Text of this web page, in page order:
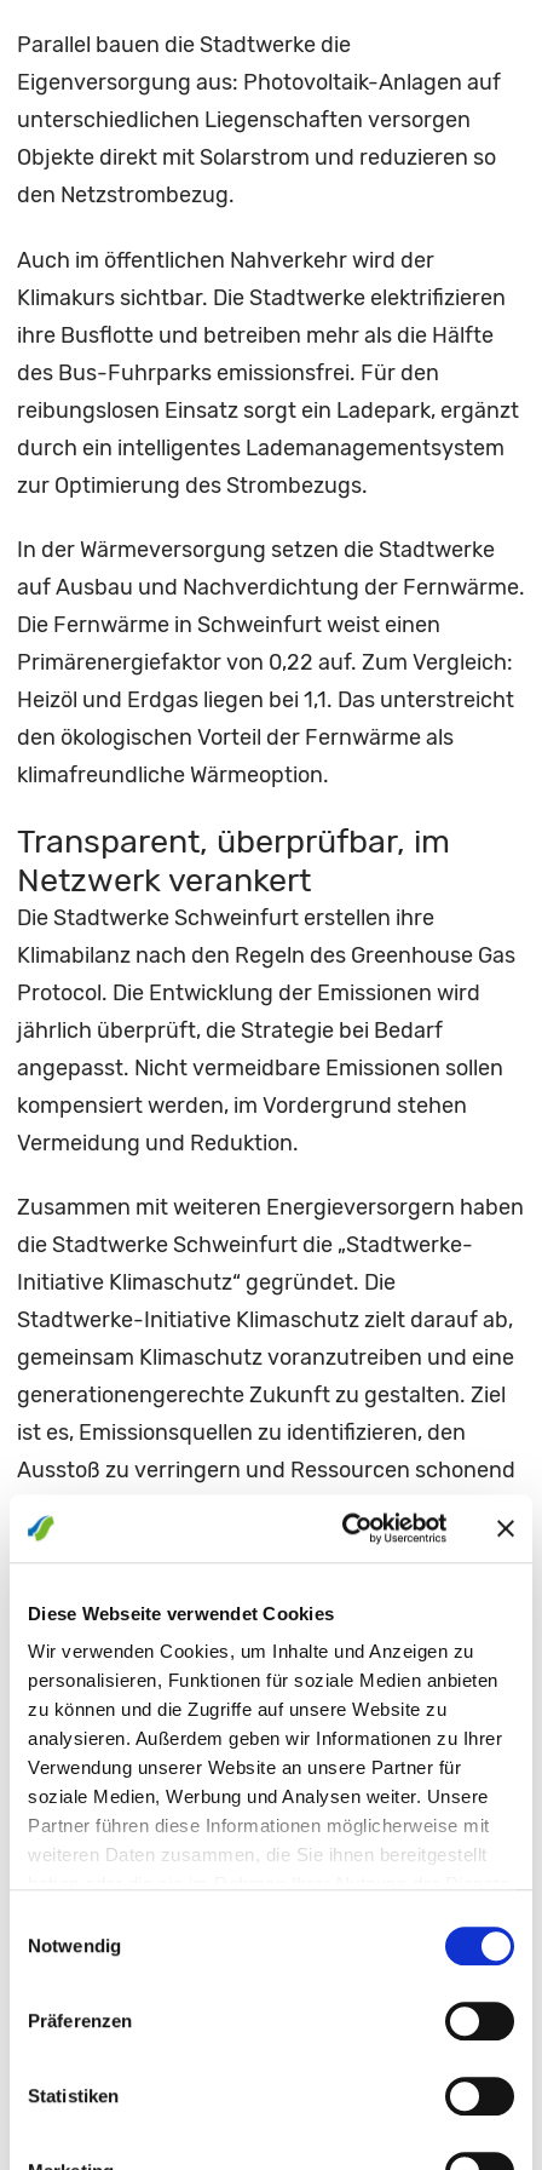
Diese Webseite verwendet Cookies
Wir verwenden Cookies, um Inhalte und Anzeigen zu
personalisieren, Funktionen für soziale Medien anbieten
zu können und die Zugriffe auf unsere Website zu
analysieren. Außerdem geben wir Informationen zu Ihrer
Verwendung unserer Website an unsere Partner für
soziale Medien, Werbung und Analysen weiter. Unsere
Partner führen diese Informationen möglicherweise mit
weiteren Daten zusammen, die Sie ihnen bereitgestellt
Notwendig
Präferenzen
Statistiken
Parallel bauen die Stadtwerke die
Eigenversorgung aus: Photovoltaik-Anlagen auf
unterschiedlichen Liegenschaften versorgen
Objekte direkt mit Solarstrom und reduzieren so
den Netzstrombezug.
Auch im öffentlichen Nahverkehr wird der
Klimakurs sichtbar. Die Stadtwerke elektrifizieren
ihre Busflotte und betreiben mehr als die Hälfte
des Bus-Fuhrparks emissionsfrei. Für den
reibungslosen Einsatz sorgt ein Ladepark, ergänzt
durch ein intelligentes Lademanagementsystem
zur Optimierung des Strombezugs.
In der Wärmeversorgung setzen die Stadtwerke
auf Ausbau und Nachverdichtung der Fernwärme.
Die Fernwärme in Schweinfurt weist einen
Primärenergiefaktor von 0,22 auf. Zum Vergleich:
Heizöl und Erdgas liegen bei 1,1. Das unterstreicht
den ökologischen Vorteil der Fernwärme als
klimafreundliche Wärmeoption.
Transparent, überprüfbar, im
Netzwerk verankert
Die Stadtwerke Schweinfurt erstellen ihre
Klimabilanz nach den Regeln des Greenhouse Gas
Protocol. Die Entwicklung der Emissionen wird
jährlich überprüft, die Strategie bei Bedarf
angepasst. Nicht vermeidbare Emissionen sollen
kompensiert werden, im Vordergrund stehen
Vermeidung und Reduktion.
Zusammen mit weiteren Energieversorgern haben
die Stadtwerke Schweinfurt die „Stadtwerke-
Initiative Klimaschutz“ gegründet. Die
Stadtwerke-Initiative Klimaschutz zielt darauf ab,
gemeinsam Klimaschutz voranzutreiben und eine
generationengerechte Zukunft zu gestalten. Ziel
ist es, Emissionsquellen zu identifizieren, den
Ausstoß zu verringern und Ressourcen schonend
einzusetzen. Die beteiligten Unternehmen
verpflichten sich zur Einhaltung eines fest
regelmäßigen Überprüfung und Anpassung ihrer
Dekarbonisierungsstrategie.
„Klimaschutz geht uns alle an. Gemeinsam wollen
wir den Klimaschutz vor Ort mitgestalten und die
Klimaschutzziele in der Region umsetzen“, sagt
Thomas Kästner, Geschäftsführer der Stadtwerke
Weitere Informationen zum Klimaschutz sind zu
sw.de/klimaschutz
beantworten die Mitarbeiterinnen und Mitarbeiter
der Stadtwerke Schweinfurt gerne persönlich im